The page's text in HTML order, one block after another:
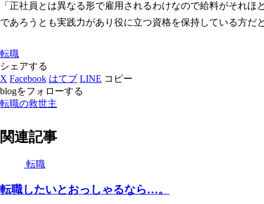
「正社員とは異なる形で雇用されるわけなので給料がそれ
であろうとも実践力があり役に立つ資格を保持している方だ
転職
シェアする
X Facebook はてブ LINE コピー
blogをフォローする
転職の救世主
関連記事
転職
転職したいとおっしゃるなら…。